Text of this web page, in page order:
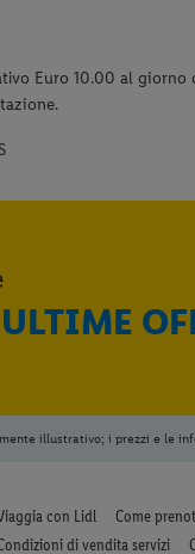
Euro 10.00 al
illustrativo; i prezzi e le
con Lidl Come
di vendita servizi